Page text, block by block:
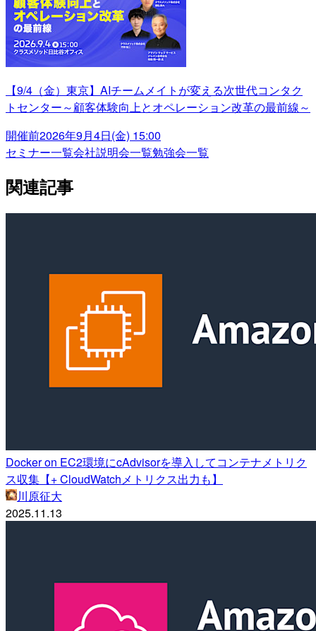
【9/4（金）東京】AIチームメイトが変える次世代コンタク
トセンター～顧客体験向上とオペレーション改革の最前線～
開催前2026年9月4日(金) 15:00
セミナー一覧会社説明会一覧勉強会一覧
関連記事
Docker on EC2環境にcAdvisorを導入してコンテナメトリク
ス収集【+ CloudWatchメトリクス出力も】
川原征大
2025.11.13